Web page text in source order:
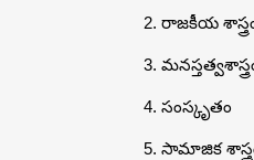
రాజకీయ
సంస్కృతం
సామాజిక